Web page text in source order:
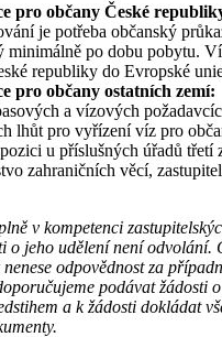
pro občany České
je potřeba občanský
minimálně po dobu pobytu.
republiky do Evropské
pro občany ostatních zemí:
a vízových
lhůt pro vyřízení víz pro
u příslušných úřadů třetí
zahraničních věcí,
v kompetenci
o jeho udělení není odvolání.
odpovědnost za
podávat žádosti
a k žádosti dokládat